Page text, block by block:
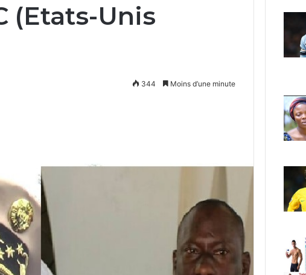
(Etats-Unis
344 Moins d’une minute